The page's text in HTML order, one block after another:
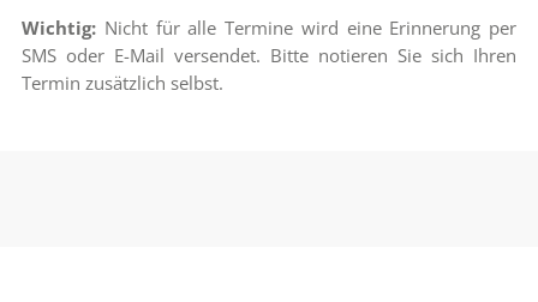
Wichtig: Nicht für alle Termine wird eine Erinnerung per
SMS oder E-Mail versendet. Bitte notieren Sie sich Ihren
Termin zusätzlich selbst.